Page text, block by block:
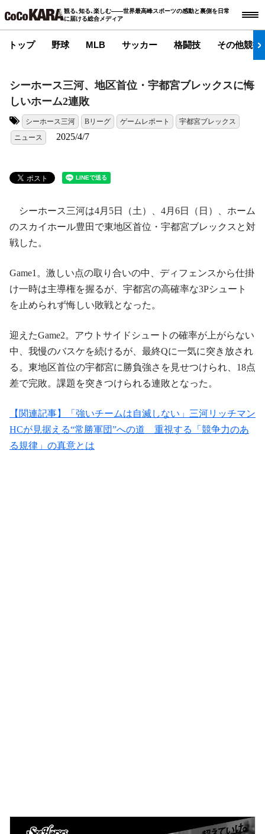
観る､知る､楽しむ――世界最高峰スポーツの感動と裏側を日常
に届ける総合メディア
トップ 野球 MLB サッカー 格闘技 その他競技
シーホース三河、地区首位・宇都宮ブレックスに悔
しいホーム2連敗
シーホース三河 Bリーグ ゲームレポート
宇都宮ブレックス
ニュース
2025/4/7
シーホース三河は4月5日（土）、4月6日（日）、ホーム
のスカイホール豊田で東地区首位・宇都宮ブレックスと対
戦した。
Game1。激しい点の取り合いの中、ディフェンスから仕掛
け一時は主導権を握るが、宇都宮の高確率な3Pシュート
を止められず悔しい敗戦となった。
迎えたGame2。アウトサイドシュートの確率が上がらない
中、我慢のバスケを続けるが、最終Qに一気に突き放され
る。東地区首位の宇都宮に勝負強さを見せつけられ、18点
差で完敗。課題を突きつけられる連敗となった。
【関連記事】「強いチームは自滅しない」三河リッチマン
HCが見据える“常勝軍団”への道 重視する「競争力のあ
る規律」の真意とは